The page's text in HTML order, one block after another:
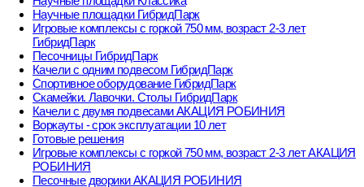
Научные площадки ГибридПарк
Игровые комплексы с горкой 750 мм, возраст 2-3 лет
ГибридПарк
Песочницы ГибридПарк
Качели с одним подвесом ГибридПарк
Спортивное оборудование ГибридПарк
Скамейки. Лавочки. Столы ГибридПарк
Качели с двумя подвесами АКАЦИЯ РОБИНИЯ
Воркауты - срок эксплуатации 10 лет
Готовые решения
Игровые комплексы с горкой 750 мм, возраст 2-3 лет АКАЦИЯ
РОБИНИЯ
Песочные дворики АКАЦИЯ РОБИНИЯ